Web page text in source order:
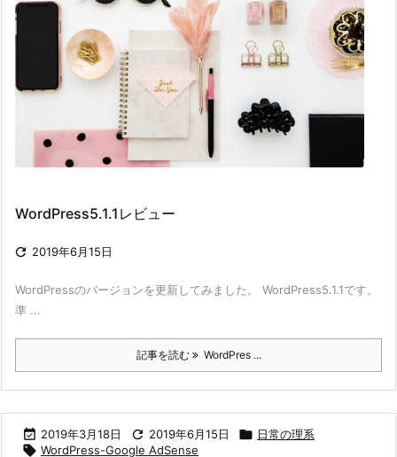
WordPress5.1.1レビュー
 2019年6月15日
WordPressのバージョンを更新してみました。 WordPress5.1.1です。
準 ...
記事を読む WordPres ...
 2019年3月18日  2019年6月15日  日常の理系
 WordPress-Google AdSense